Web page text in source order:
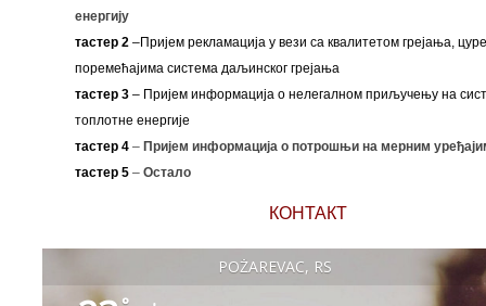
енергију
тастер 2–Пријем рекламација у вези са квалитетом грејања,
поремећајима система даљинског грејања
тастер 3– Пријем информација о нелегалном приључењу на
топлотне енергије
тастер 4 – Пријем информација о потрошњи на мерним
тастер 5 – Остало
КОНТАКТ
POŽAREVAC, RS